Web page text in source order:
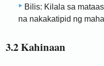
Bilis: Kilala sa
na nakakatipid ng
3.2 Kahinaan